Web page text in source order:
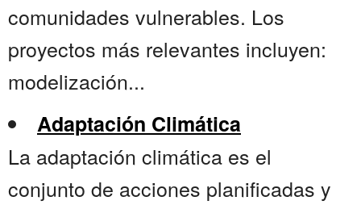
comunidades vulnerables. Los
proyectos más relevantes incluyen:
modelización...
Adaptación Climática
La adaptación climática es el
conjunto de acciones planificadas y